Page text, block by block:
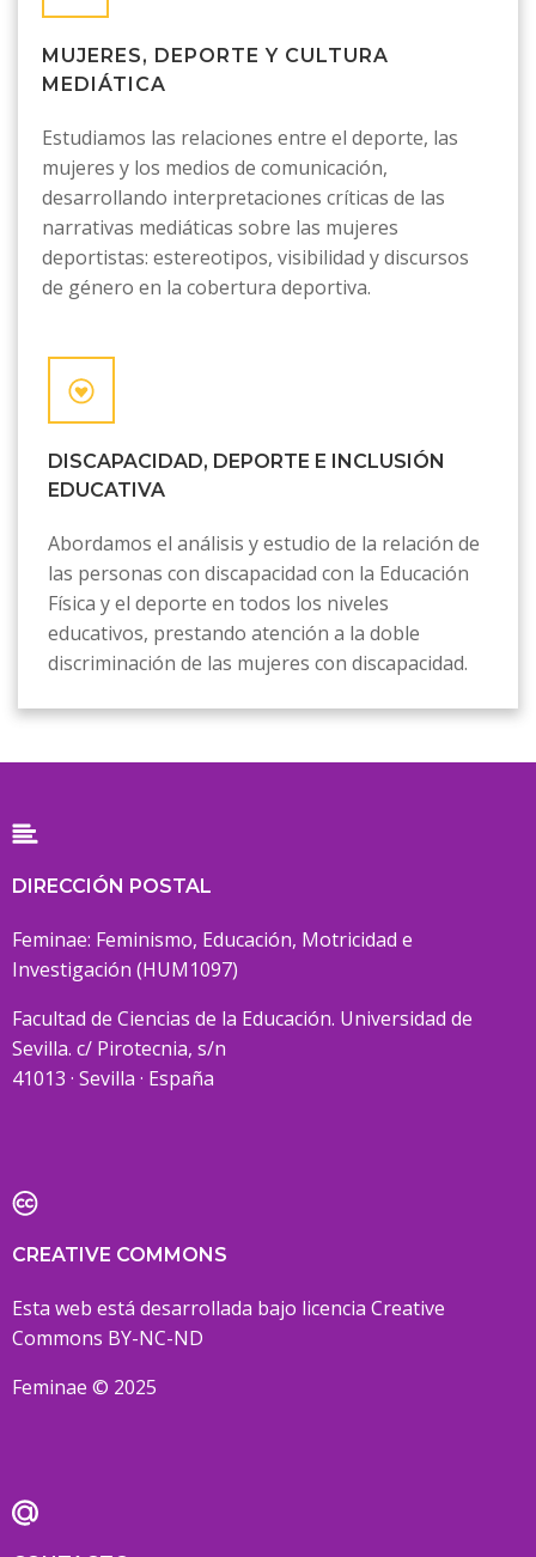
MUJERES, DEPORTE Y CULTURA
MEDIÁTICA
Estudiamos las relaciones entre el deporte, las
mujeres y los medios de comunicación,
desarrollando interpretaciones críticas de las
narrativas mediáticas sobre las mujeres
deportistas: estereotipos, visibilidad y discursos
de género en la cobertura deportiva.
DISCAPACIDAD, DEPORTE E INCLUSIÓN
EDUCATIVA
Abordamos el análisis y estudio de la relación de
las personas con discapacidad con la Educación
Física y el deporte en todos los niveles
educativos, prestando atención a la doble
discriminación de las mujeres con discapacidad.
DIRECCIÓN POSTAL
Feminae: Feminismo, Educación, Motricidad e
Investigación (HUM1097)
Facultad de Ciencias de la Educación. Universidad de
Sevilla. c/ Pirotecnia, s/n
41013 · Sevilla · España
CREATIVE COMMONS
Esta web está desarrollada bajo licencia Creative
Commons BY-NC-ND
Feminae © 2025